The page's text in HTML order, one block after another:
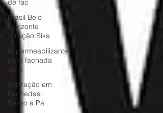
de fac
Brasil Belo
Horizonte
Solução Sika
Impermeabilizante
para fachada
de p
Infiltração em
Fachadas:
Passo a Pa